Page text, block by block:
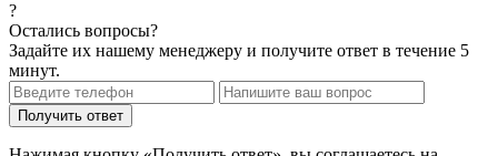
?
Остались вопросы?
Задайте их нашему менеджеру и получите ответ в течение 5
минут.